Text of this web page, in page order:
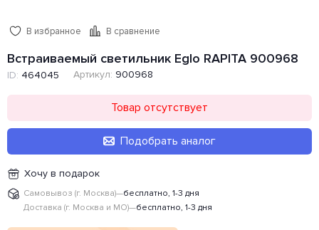
В избранное В сравнение
Встраиваемый светильник Eglo RAPITA 900968
ID: 464045 Артикул: 900968
Товар отсутствует
Подобрать аналог
Хочу в подарок
Самовывоз (г. Москва)—бесплатно, 1-3 дня
Доставка (г. Москва и МО)—бесплатно, 1-3 дня